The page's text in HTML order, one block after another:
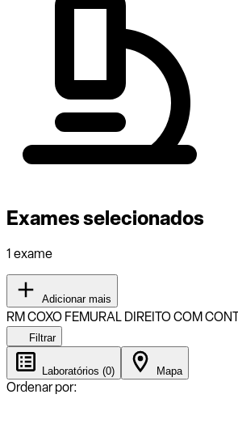
Exames selecionados
1 exame
Adicionar mais
RM COXO FEMURAL DIREITO COM
Filtrar
Laboratórios (0) Mapa
Ordenar por: